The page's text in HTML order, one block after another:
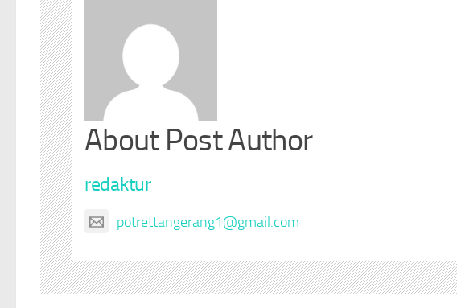
About Post Author
redaktur
potrettangerang1@gmail.com